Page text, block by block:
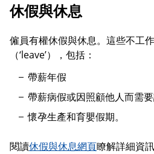
休假與休息
僱員有權休假與休息。這些不工
（‘leave’），包括：
帶薪年假
帶薪病假或因照顧他人而需
懷孕生產和育嬰假期。
閱讀休假與休息網頁瞭解詳細資訊